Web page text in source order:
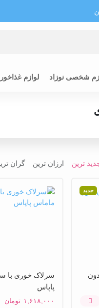
شخصی نوزاد لوازم
ترین ارزان ترین گران
جدید
سرلاک خوری با
پاپاس
۱,۶۱۸,۰۰۰ تومان